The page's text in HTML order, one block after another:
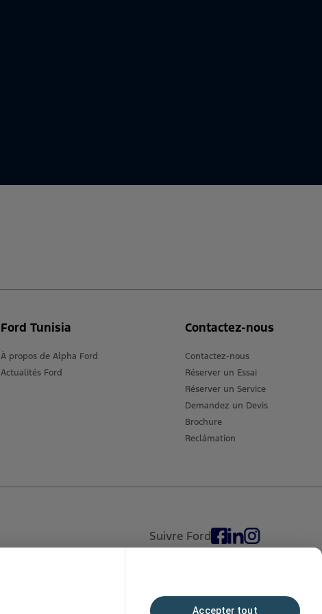
Ford Tunisia
À propos de Alpha Ford
Actualités Ford
Contactez-nous
Contactez-nous
Réserver un Essai
Réserver un Service
Demandez un Devis
Brochure
Reclámation
Suivre Ford
Accepter tout